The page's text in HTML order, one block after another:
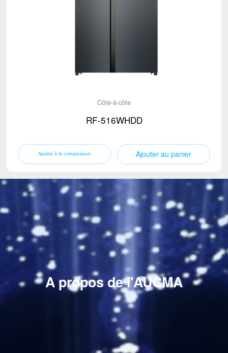
Côte-à-côte
RF-516WHDD
Ajouter au panier
A propos de l'AUCMA